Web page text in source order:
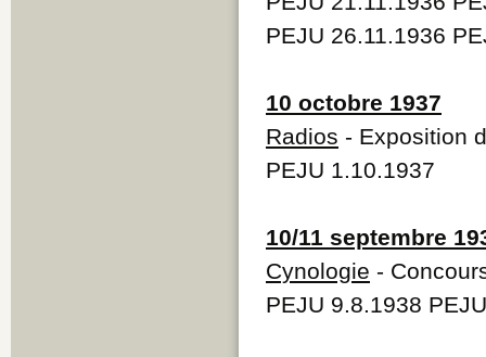
PEJU 26.11.1936
10 octobre 1937
Radios - Exposition
PEJU 1.10.1937
10/11 septembre
Cynologie -
PEJU 9.8.1938